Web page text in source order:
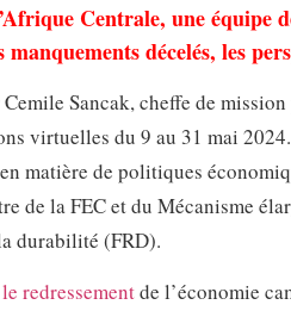
Centrale, une équipe
décelés, les
Sancak, cheffe de
virtuelles du 9 au 31 mai
matière de politiques
de la FEC et du Mécanisme
durabilité (FRD).
le redressementde l’économie